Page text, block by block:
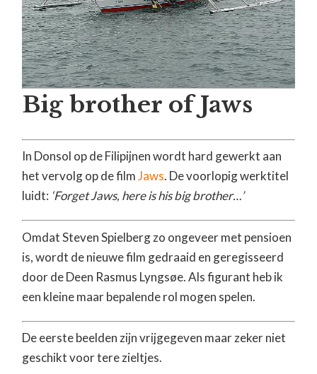
Big brother of Jaws
In Donsol op de Filipijnen wordt hard gewerkt aan
het vervolg op de filmJaws. De voorlopig werktitel
luidt: ‘Forget Jaws, here is his big brother…’
Omdat Steven Spielberg zo ongeveer met pensioen
is, wordt de nieuwe film gedraaid en geregisseerd
door de Deen Rasmus Lyngsøe. Als figurant heb ik
een kleine maar bepalende rol mogen spelen.
De eerste beelden zijn vrijgegeven maar zeker niet
geschikt voor tere zieltjes.